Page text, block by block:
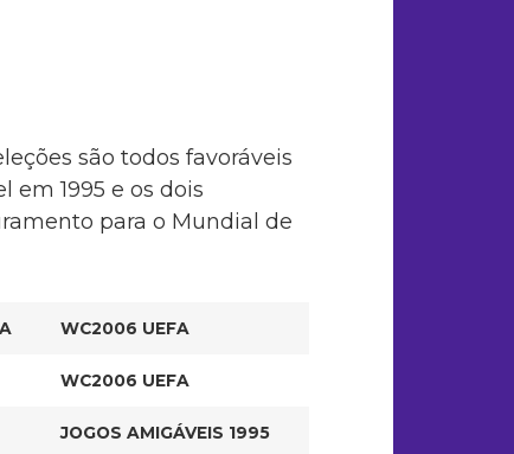
são todos favoráveis
em 1995 e os dois
para o Mundial de
WC2006 UEFA
WC2006 UEFA
JOGOS AMIGÁVEIS 1995